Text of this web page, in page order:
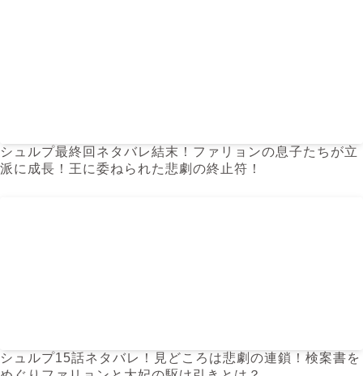
シュルプ最終回ネタバレ結末！ファリョンの息子たちが立
派に成長！王に委ねられた悲劇の終止符！
シュルプ15話ネタバレ！見どころは悲劇の連鎖！検案書を